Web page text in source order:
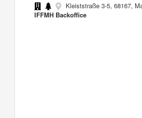
Kleiststraße 3-5, 68167,
IFFMH Backoffice